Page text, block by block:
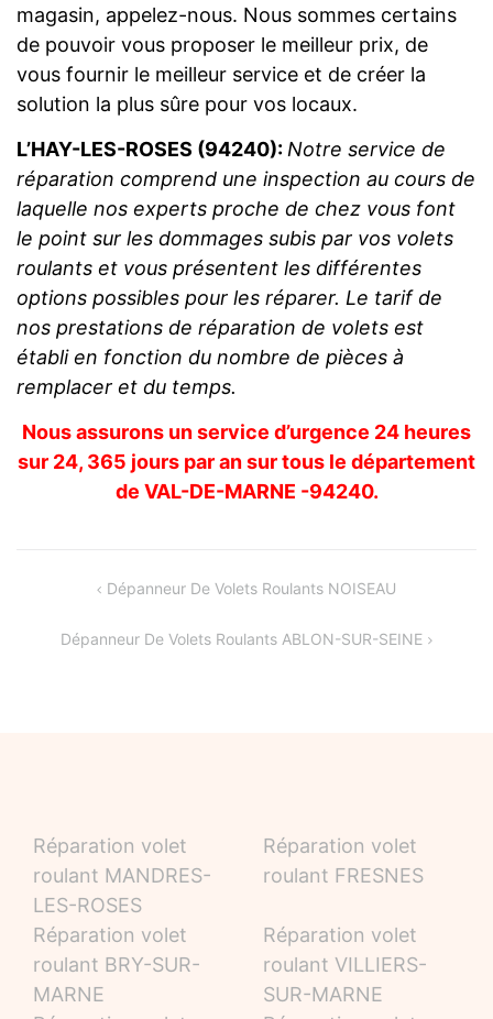
magasin, appelez-nous. Nous sommes certains
de pouvoir vous proposer le meilleur prix, de
vous fournir le meilleur service et de créer la
solution la plus sûre pour vos locaux.
L’HAY-LES-ROSES (94240):Notre service de
réparation comprend une inspection au cours de
laquelle nos experts proche de chez vous font
le point sur les dommages subis par vos volets
roulants et vous présentent les différentes
options possibles pour les réparer. Le tarif de
nos prestations de réparation de volets est
établi en fonction du nombre de pièces à
remplacer et du temps.
Nous assurons un service d’urgence 24 heures
sur 24, 365 jours par an sur tous le département
de VAL-DE-MARNE -94240.
Navigation
l’article
Dépanneur De Volets Roulants NOISEAU
Dépanneur De Volets Roulants ABLON-SUR-SEINE
Réparation volet
roulant MANDRES-
LES-ROSES
Réparation volet
roulant FRESNES
Réparation volet
roulant BRY-SUR-
MARNE
Réparation volet
roulant VILLIERS-
SUR-MARNE